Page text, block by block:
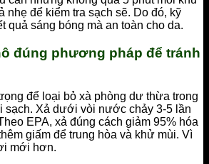
nhẹ để kiểm tra sạch sẽ. Do đó, kỹ
quả sáng bóng mà an toàn cho da.
đúng phương pháp để tránh
để loại bỏ xà phòng dư thừa trong
sạch. Xả dưới vòi nước chảy 3-5 lần
EPA, xả đúng cách giảm 95% hóa
giấm để trung hòa và khử mùi. Vì
mới hơn.